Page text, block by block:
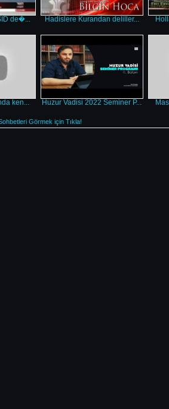
de�... Hadislere Kurandan deliller...
ken... Huzur Vadisi 2022 Seminer P...
Görmek için Tıkla!